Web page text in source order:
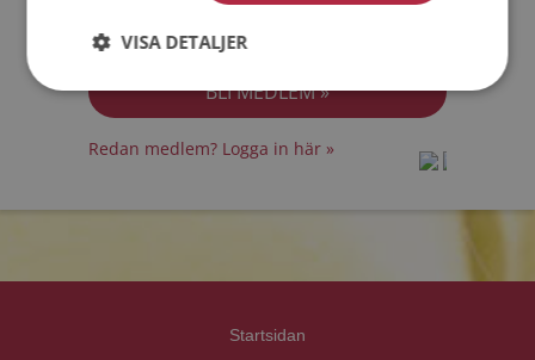
Medlemsvillkoren
Jag accepterarPersonuppgiftspolicyn
Redan medlem? Logga in här »
Startsidan
VISA DETALJER